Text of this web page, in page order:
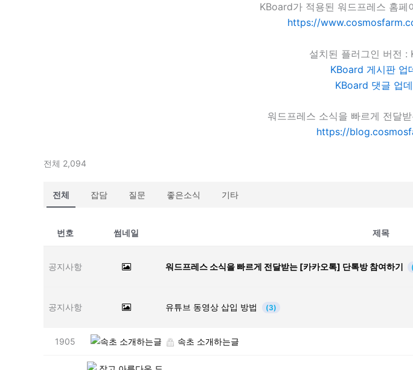
KBoard가 적용된 워드프레스 홈페
https://
설치된 플러그인 버전
KBoard 게시판 업
KBoard 댓글 업
워드프레스 소식을 빠르게 전달
https://
전체 2,094
전체 잡담 질문 좋은소식 기타
번호 썸네일 제목
공지사항 워드프레스 소식을 빠르게 전달받는 [카카오톡] 단톡방 참여하기
공지사항 유튜브 동영상 삽입 방법 (3)
1905 속초 소개하는글